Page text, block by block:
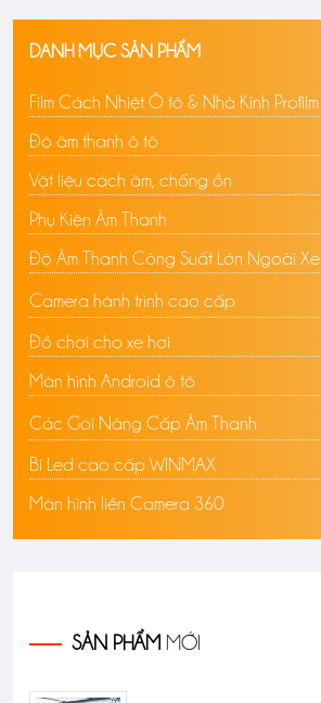
DANH MỤC SẢN PHẨM
Film Cách Nhiệt Ô tô & Nhà Kính Profilm
Độ âm thanh ô tô
Vật liệu cách âm, chống ồn
Phụ Kiện Âm Thanh
Độ Âm Thanh Công Suất Lớn Ngoài Xe
Camera hành trình cao cấp
Đồ chơi cho xe hơi
Màn hình Android ô tô
Các Gói Nâng Cấp Âm Thanh
Bi Led cao cấp WINMAX
Màn hình liền Camera 360
SẢN PHẨM MỚI